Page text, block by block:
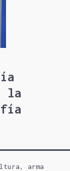
la
arma